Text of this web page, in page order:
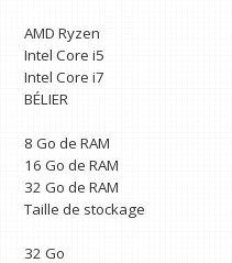
AMD Ryzen
Intel Core i5
Intel Core i7
BÉLIER
8 Go de RAM
16 Go de RAM
32 Go de RAM
Taille de stockage
32 Go